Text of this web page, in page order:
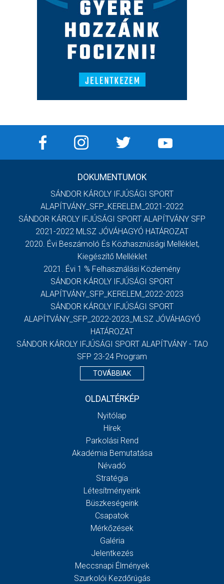
DOKUMENTUMOK
SÁNDOR KÁROLY IFJÚSÁGI SPORT
ALAPÍTVÁNY_SFP_KERELEM_2021-2022
SÁNDOR KÁROLY IFJÚSÁGI SPORT ALAPÍTVÁNY SFP
2021-2022 MLSZ JÓVÁHAGYÓ HATÁROZAT
2020. Évi Beszámoló És Közhasznúsági Melléklet,
Kiegészítő Melléklet
2021. Évi 1 % Felhasználási Közlemény
SÁNDOR KÁROLY IFJÚSÁGI SPORT
ALAPÍTVÁNY_SFP_KERELEM_2022-2023
SÁNDOR KÁROLY IFJÚSÁGI SPORT
ALAPÍTVÁNY_SFP_2022-2023_MLSZ JÓVÁHAGYÓ
HATÁROZAT
SÁNDOR KÁROLY IFJÚSÁGI SPORT ALAPÍTVÁNY - TAO
SFP 23-24 Program
TOVÁBBIAK
OLDALTÉRKÉP
Nyitólap
Hírek
Parkolási Rend
Akadémia Bemutatása
Névadó
Stratégia
Létesítményeink
Büszkeségeink
Csapatok
Mérkőzések
Galéria
Jelentkezés
Meccsnapi Élmények
Szurkolói Kezdőrúgás